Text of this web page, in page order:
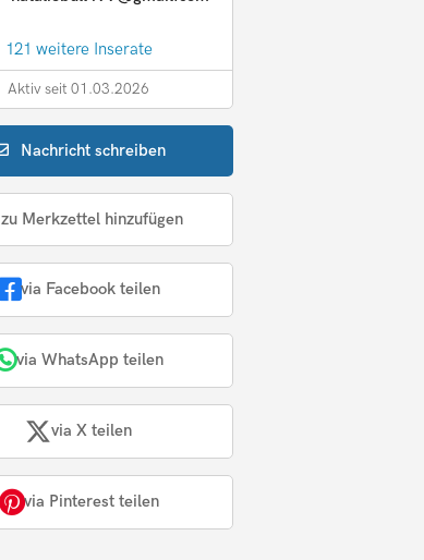
121 weitere Inserate
Aktiv seit 01.03.2026
Nachrichtschreiben
zu Merkzettel hinzufügen
via Facebook teilen
via WhatsApp teilen
via X teilen
via Pinterest teilen